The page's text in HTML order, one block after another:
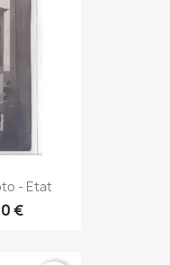
- Etat
€